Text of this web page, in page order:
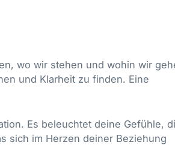
wo wir stehen und wohin wir
und Klarheit zu finden. Eine
Es beleuchtet deine Gefühle,
sich im Herzen deiner Beziehung